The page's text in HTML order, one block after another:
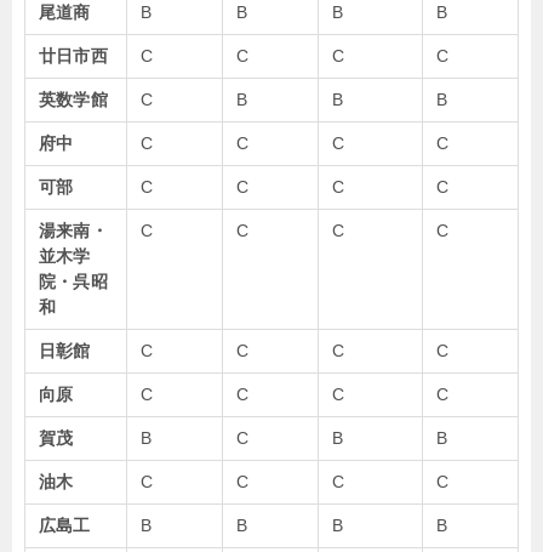
尾道商 B B B B
廿日市西 C C C C
英数学館 C B B B
府中 C C C C
可部 C C C C
湯来南・
並木学
院・呉昭
和
C C C C
日彰館 C C C C
向原 C C C C
賀茂 B C B B
油木 C C C C
広島工 B B B B